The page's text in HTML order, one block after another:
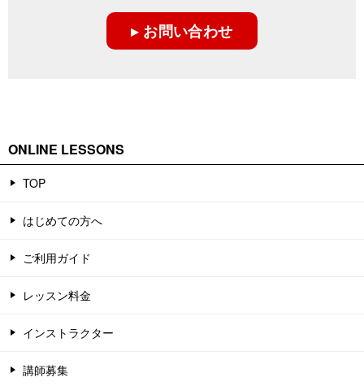
▸ お問い合わせ
ONLINE LESSONS
TOP
はじめての方へ
ご利用ガイド
レッスン料金
インストラクター
講師募集